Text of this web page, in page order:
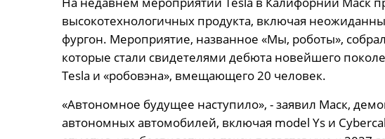
высокотехнологичных продукта, включая
фургон. Мероприятие, названное «Мы, роботы»,
которые стали свидетелями дебюта новейшего
Tesla и «робовэна», вмещающего 20 человек.
«Автономное будущее наступило», - заявил Маск,
автономных автомобилей, включая model Ys и